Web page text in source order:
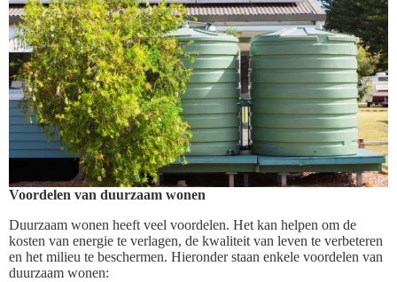
Voordelen van duurzaam wonen
Duurzaam wonen heeft veel voordelen. Het kan helpen om de
kosten van energie te verlagen, de kwaliteit van leven te verbeteren
en het milieu te beschermen. Hieronder staan enkele voordelen van
duurzaam wonen: